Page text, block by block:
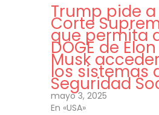
Trump pide a
Corte
que permita
DOGE de Elon
Musk
los sistemas
Seguridad
mayo 3, 2025
En «USA»